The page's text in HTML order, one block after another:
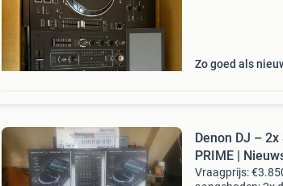
Zo goed als
Denon DJ –
PRIME |
Vraagprijs: